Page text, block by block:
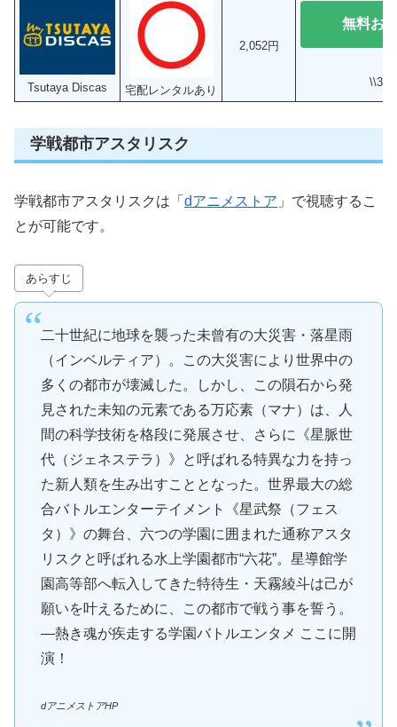
Tsutaya Discas 宅配レンタルあり
2,052円
無料お
\\30
学戦都市アスタリスク
学戦都市アスタリスクは「 dアニメストア 」で視聴するこ
とが可能です。
あらすじ
二十世紀に地球を襲った未曾有の大災害・落星雨
（インベルティア）。この大災害により世界中の
多くの都市が壊滅した。しかし、この隕石から発
見された未知の元素である万応素（マナ）は、人
間の科学技術を格段に発展させ、さらに《星脈世
代（ジェネステラ）》と呼ばれる特異な力を持っ
た新人類を生み出すこととなった。世界最大の総
合バトルエンターテイメント《星武祭（フェス
タ）》の舞台、六つの学園に囲まれた通称アスタ
リスクと呼ばれる水上学園都市“六花”。星導館学
園高等部へ転入してきた特待生・天霧綾斗は己が
願いを叶えるために、この都市で戦う事を誓う。
―熱き魂が疾走する学園バトルエンタメ ここに開
演！
dアニメストアHP